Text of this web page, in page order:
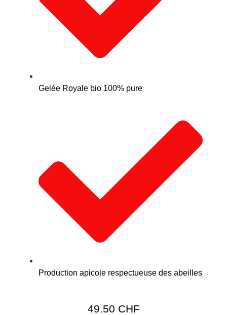
Gelée Royale bio 100% pure
Production apicole respectueuse des abeilles
49.50 CHF